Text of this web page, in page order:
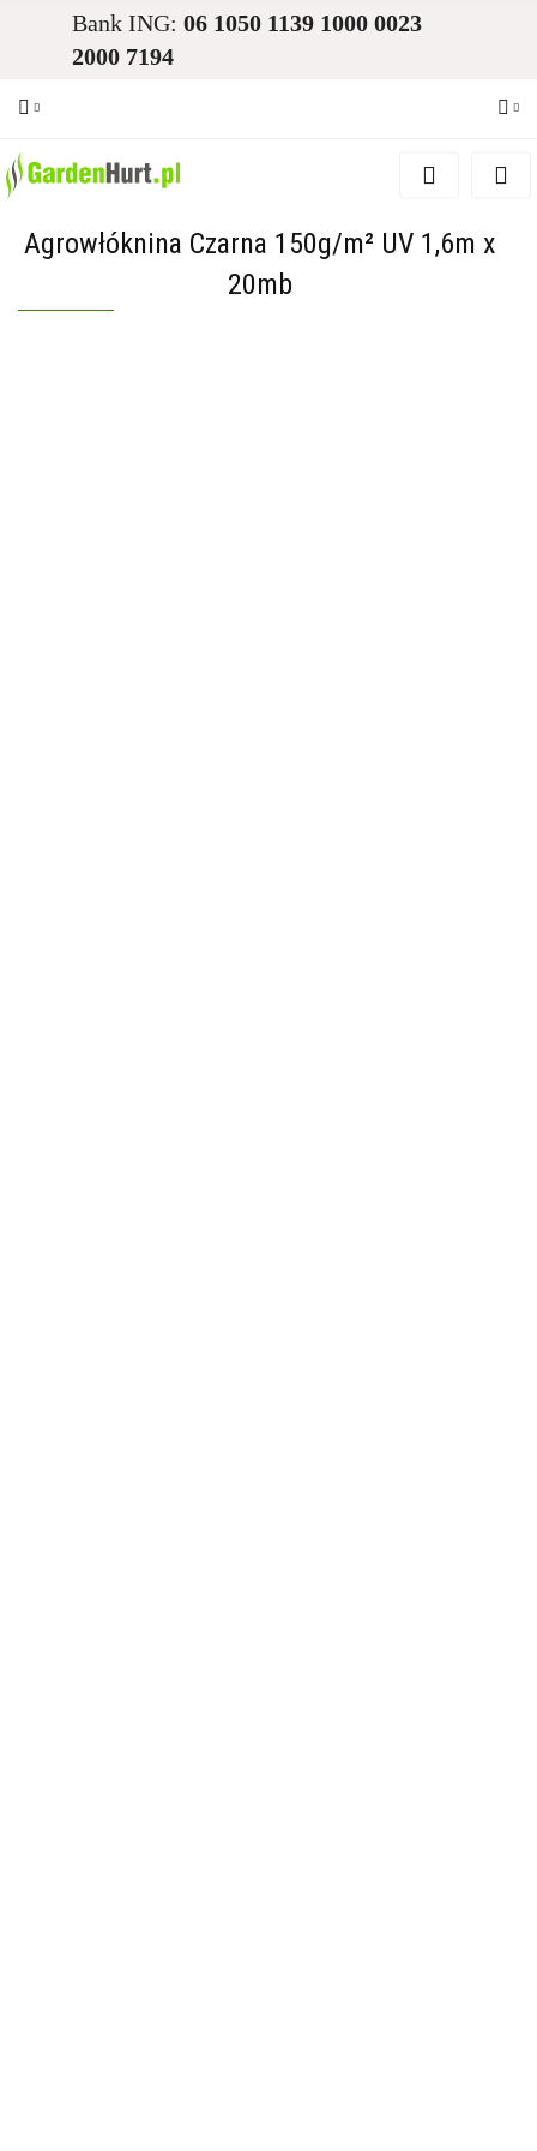
Bank ING: 06 1050 1139 1000 0023
2000 7194
Zaloguj się
Dodaj zgłoszenie
Agrowłóknina Czarna 150g/m² UV 1,6m x
20mb